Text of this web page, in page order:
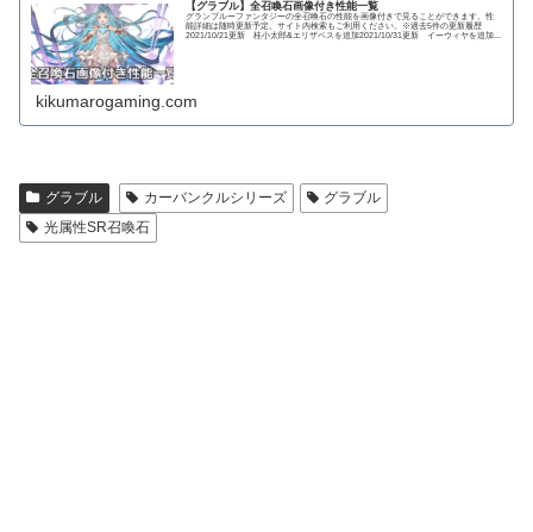
【グラブル】全召喚石画像付き性能一覧
グランブルーファンタジーの全召喚石の性能を画像付きで見ることができます。性
能詳細は随時更新予定。サイト内検索もご利用ください。※過去5件の更新履歴
2021/10/21更新 桂小太郎&エリザベスを追加2021/10/31更新 イーウィヤを追加...
kikumarogaming.com
グラブル カーバンクルシリーズ
グラブル
光属性SR召喚石